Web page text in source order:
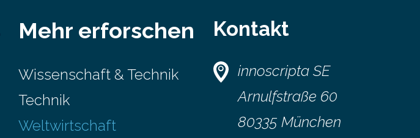
Mehr erforschen
Wissenschaft & Technik
Technik
Weltwirtschaft
Kontakt
innoscripta SE
Arnulfstraße 60
80335 München